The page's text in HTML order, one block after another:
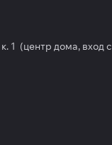
1 (центр дома, вход с